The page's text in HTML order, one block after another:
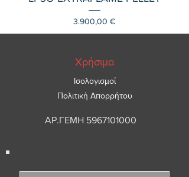
Τιμή
3.900,00 €
Χρήσιμα
Ισολογισμοί
Πολιτική Απορρήτου
ΑΡ.ΓΕΜΗ 5967101000